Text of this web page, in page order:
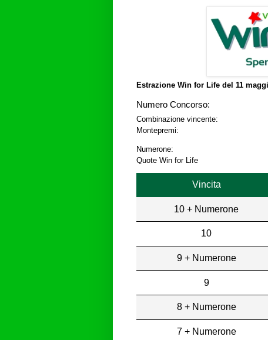
Estrazione Win for Life del 11
Numero Concorso:
Combinazione vincente:
Montepremi:
Numerone:
Quote Win for Life
Vincita
10 + Numerone
10
9 + Numerone
9
8 + Numerone
7 + Numerone